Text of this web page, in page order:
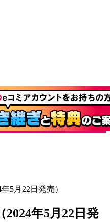
5月22日発売）
2024年5月22日発